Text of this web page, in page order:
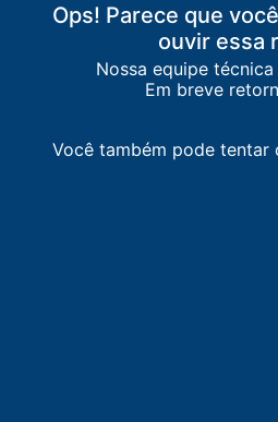
Ops! Parece que
ouvir essa
Nossa equipe
Em breve
Você também pode tentar